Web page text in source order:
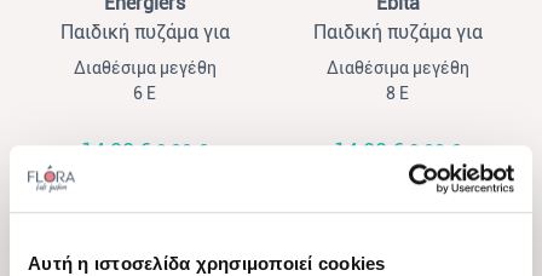
Αυτή η ιστοσελίδα χρησιμοποιεί cookies
Παιδική πυζάμα για
κορίτσια Energiers λευκό-
λιλά
Διαθέσιμα μεγέθη
6 Ε
14,00 €9,80 €
Παιδική πυζάμα για
κορίτσια Ebita με στάμπα
glitter σομόν
Διαθέσιμα μεγέθη
8 Ε
14,00 €9,80 €